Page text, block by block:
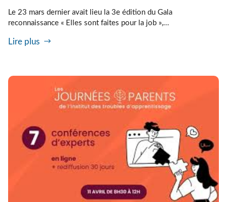
Le 23 mars dernier avait lieu la 3e édition du Gala
reconnaissance « Elles sont faites pour la job »,...
Lire plus